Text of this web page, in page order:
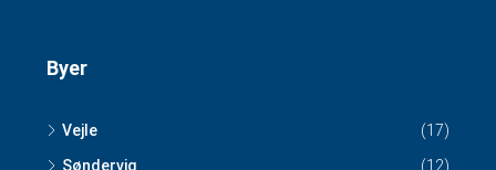
Byer
Vejle
(17)
Søndervig
(12)